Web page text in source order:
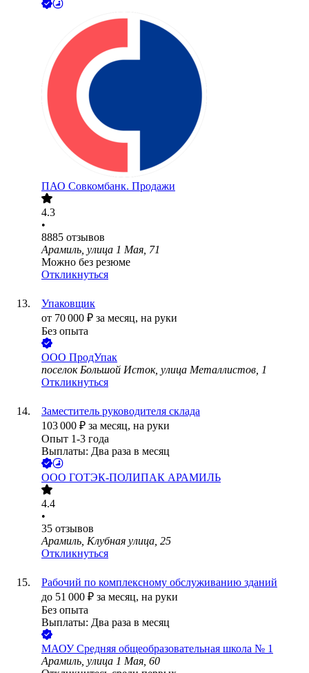
ПАО Совкомбанк. Продажи
4.3
•
8885 отзывов
Арамиль, улица 1 Мая, 71
Можно без резюме
Откликнуться
Упаковщик
от 70 000 ₽ за месяц, на руки
Без опыта
ООО ПродУпак
поселок Большой Исток, улица Металлистов, 1
Откликнуться
Заместитель руководителя склада
103 000 ₽ за месяц, на руки
Опыт 1-3 года
Выплаты: Два раза в месяц
ООО ГОТЭК-ПОЛИПАК АРАМИЛЬ
4.4
•
35 отзывов
Арамиль, Клубная улица, 25
Откликнуться
Рабочий по комплексному обслуживанию зданий
до 51 000 ₽ за месяц, на руки
Без опыта
Выплаты: Два раза в месяц
МАОУ Средняя общеобразовательная школа № 1
Арамиль, улица 1 Мая, 60